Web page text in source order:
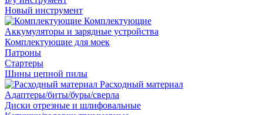
Новый инструмент
Комплектующие
Аккумуляторы и зарядные устройства
Комплектующие для моек
Патроны
Стартеры
Шины цепной пилы
Расходный материал
Адаптеры/биты/буры/сверла
Диски отрезные и шлифовальные